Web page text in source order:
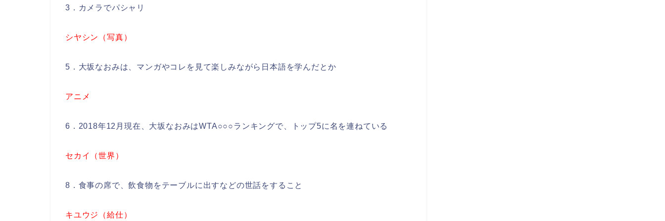
3．カメラでパシャリ
シヤシン（写真）
5．大坂なおみは、マンガやコレを見て楽しみながら日本語を学んだとか
アニメ
6．2018年12月現在、大坂なおみはWTA○○○ランキングで、トップ5に名を連ねている
セカイ（世界）
8．食事の席で、飲食物をテーブルに出すなどの世話をすること
キユウジ（給仕）